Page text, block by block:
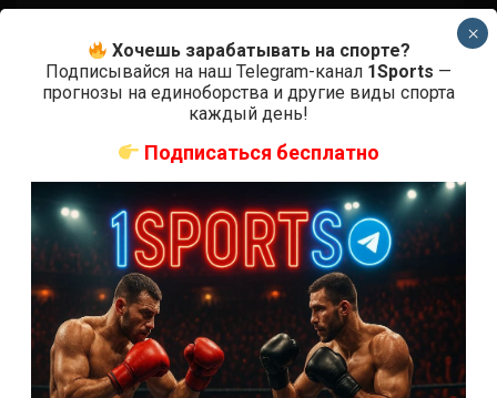
UFC Fight Night 211 дата, кард и
участники
4 года тому назад Решит Сабитов
Дерн - Ян Перед грандиозным турниром UFC 280
фанаты могут...
Хочешь зарабатывать на спорте?
Подписывайся на наш Telegram-канал 1Sports —
прогнозы на единоборства и другие виды спорта
каждый день!
Подписаться бесплатно
×